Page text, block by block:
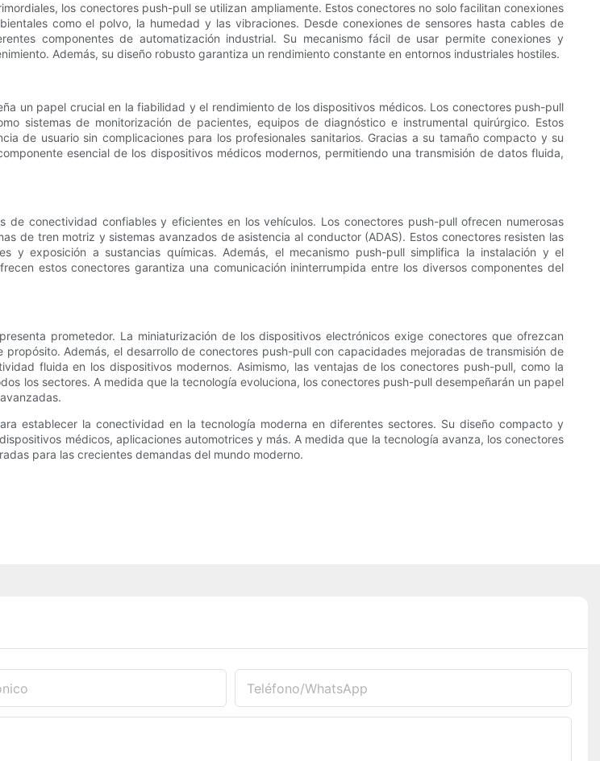
los conectores push-pull se utilizan ampliamente. Estos conectores no solo facilitan conexiones
como el polvo, la humedad y las vibraciones. Desde conexiones de sensores hasta cables de
componentes de automatización industrial. Su mecanismo fácil de usar permite conexiones y
Además, su diseño robusto garantiza un rendimiento constante en entornos industriales hostiles.
un papel crucial en la fiabilidad y el rendimiento de los dispositivos médicos. Los conectores push-pull
sistemas de monitorización de pacientes, equipos de diagnóstico e instrumental quirúrgico. Estos
de usuario sin complicaciones para los profesionales sanitarios. Gracias a su tamaño compacto y su
esencial de los dispositivos médicos modernos, permitiendo una transmisión de datos fluida,
conectividad confiables y eficientes en los vehículos. Los conectores push-pull ofrecen numerosas
de tren motriz y sistemas avanzados de asistencia al conductor (ADAS). Estos conectores resisten las
y exposición a sustancias químicas. Además, el mecanismo push-pull simplifica la instalación y el
estos conectores garantiza una comunicación ininterrumpida entre los diversos componentes del
prometedor. La miniaturización de los dispositivos electrónicos exige conectores que ofrezcan
Además, el desarrollo de conectores push-pull con capacidades mejoradas de transmisión de
fluida en los dispositivos modernos. Asimismo, las ventajas de los conectores push-pull, como la
los sectores. A medida que la tecnología evoluciona, los conectores push-pull desempeñarán un papel
establecer la conectividad en la tecnología moderna en diferentes sectores. Su diseño compacto y
médicos, aplicaciones automotrices y más. A medida que la tecnología avanza, los conectores
para las crecientes demandas del mundo moderno.
Teléfono/WhatsApp